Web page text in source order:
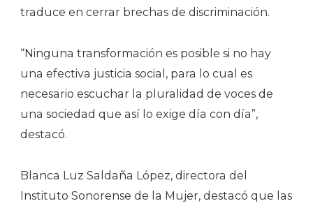
traduce en cerrar brechas de discriminación.
“Ninguna transformación es posible si no hay
una efectiva justicia social, para lo cual es
necesario escuchar la pluralidad de voces de
una sociedad que así lo exige día con día”,
destacó.
Blanca Luz Saldaña López, directora del
Instituto Sonorense de la Mujer, destacó que las